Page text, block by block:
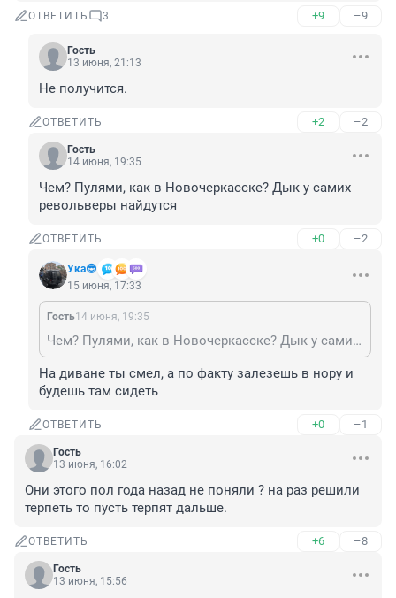
ОТВЕТИТЬ 3 +9 –9
Гость
13 июня, 21:13
Не получится.
ОТВЕТИТЬ +2 –2
Гость
14 июня, 19:35
Чем? Пулями, как в Новочеркасске? Дык у самих
револьверы найдутся
ОТВЕТИТЬ +0 –2
Ука😎
15 июня, 17:33
Гость14 июня, 19:35
Чем? Пулями, как в Новочеркасске? Дык у самих револьверы найдутся
На диване ты смел, а по факту залезешь в нору и
будешь там сидеть
ОТВЕТИТЬ +0 –1
Гость
13 июня, 16:02
Они этого пол года назад не поняли ? на раз решили
терпеть то пусть терпят дальше.
ОТВЕТИТЬ +6 –8
Гость
13 июня, 15:56